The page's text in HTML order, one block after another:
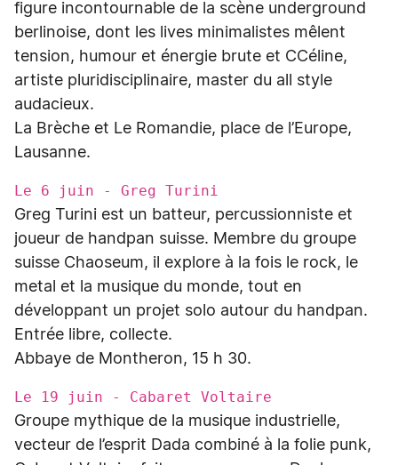
figure incontournable de la scène underground
berlinoise, dont les lives minimalistes mêlent
tension, humour et énergie brute et CCéline,
artiste pluridisciplinaire, master du all style
audacieux.
La Brèche et Le Romandie, place de l’Europe,
Lausanne.
Le 6 juin - Greg Turini
Greg Turini est un batteur, percussionniste et
joueur de handpan suisse. Membre du groupe
suisse Chaoseum, il explore à la fois le rock, le
metal et la musique du monde, tout en
développant un projet solo autour du handpan.
Entrée libre, collecte.
Abbaye de Montheron, 15 h 30.
Le 19 juin - Cabaret Voltaire
Groupe mythique de la musique industrielle,
vecteur de l’esprit Dada combiné à la folie punk,